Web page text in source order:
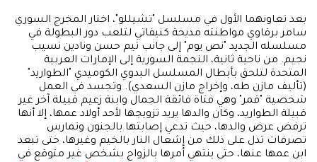
بعد تعاونهما الأول في مسلسل "تشيللو"، اختار المخرج السوري
سامر برقاوي مواطنته مديحة كنيفاتي لتلعب دور البطولة في
مسلسله الجديد "نص يوم" إلى جانب تيم حسن ونادين نسيب
نجيم. من ناحية ثانية، النجمة السورية إلى الإمارات العربية
المتحدة لتلحق بأبطال المسلسل البدوي الكوميدي "الطواريد"
(تأليف مازن طه، وإخراج مازن السعدي). وتجسد في العمل
شخصية "قمر" وهي فتاة فائقة الجمال وابنة زعيم قبيلة آخر غير
قبيلة الطواريد، وكان والدها يريد تزويجها لأحد أولاد عمها، إلا أنها
ترفض عرض والدها، حيث تدعي إصابتها بالجنون وتمارس
تصرفات تدل على ذلك من إشعال النار بالخيم وغيرها، حتى تبعد
ابن عمها عنها، حتى ينتهي أمرها بالزواج بشخص غير متوقع في